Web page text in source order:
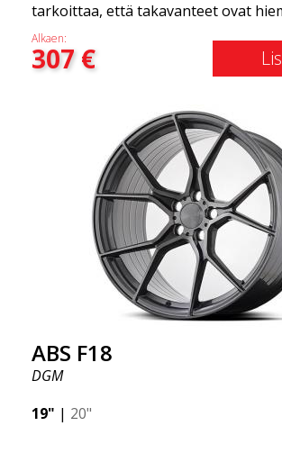
tarkoittaa, että takavanteet ovat
kuin etuvanteet. Tämä antaa autolle
joka usein yhdistetään kilpa-ajoon.
saatavilla neliömäisenä
urheilullisemman ulkonäön. Samalla
korostaa, että nämä vanteet tarjoavat
uskomattoman hyvän suorituskyvyn
niiden hintaan. Edistynyt Flow
tuotantotekniikka tekee vanteista
että kevyempiä kuin tavalliset
Tämän huomaat ajaessasi ABS F18 -
Olemme ylpeitä voidessamme
valikoimassamme!
Alkaen:
307€
ABS F18
DGM
19" | 20"